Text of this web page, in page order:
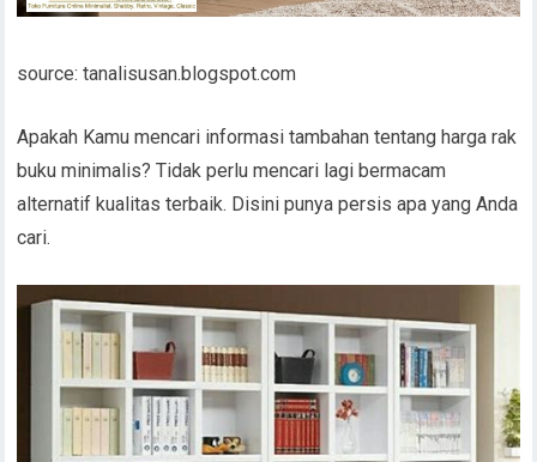
source: tanalisusan.blogspot.com
Apakah Kamu mencari informasi tambahan tentang harga rak
buku minimalis? Tidak perlu mencari lagi bermacam
alternatif kualitas terbaik. Disini punya persis apa yang Anda
cari.